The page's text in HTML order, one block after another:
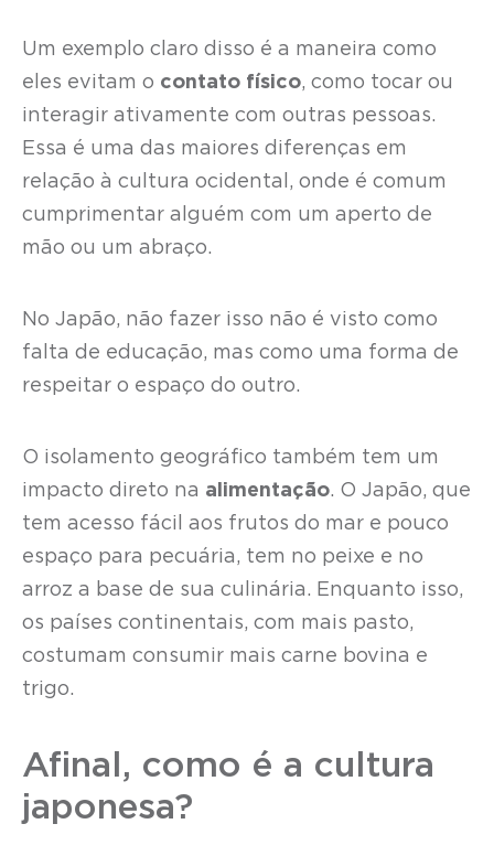
Um exemplo claro disso é a maneira como
eles evitam o contato físico, como tocar ou
interagir ativamente com outras pessoas.
Essa é uma das maiores diferenças em
relação à cultura ocidental, onde é comum
cumprimentar alguém com um aperto de
mão ou um abraço.
No Japão, não fazer isso não é visto como
falta de educação, mas como uma forma de
respeitar o espaço do outro.
O isolamento geográfico também tem um
impacto direto na alimentação. O Japão, que
tem acesso fácil aos frutos do mar e pouco
espaço para pecuária, tem no peixe e no
arroz a base de sua culinária. Enquanto isso,
os países continentais, com mais pasto,
costumam consumir mais carne bovina e
trigo.
Afinal, como é a cultura
japonesa?